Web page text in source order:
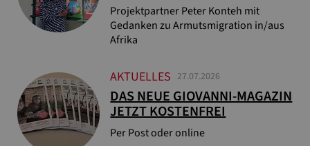
Projektpartner Peter Konteh mit
Gedanken zu Armutsmigration in/aus
Afrika
AKTUELLES 27.07.2026
DAS NEUE GIOVANNI-MAGAZIN
JETZT KOSTENFREI
Per Post oder online